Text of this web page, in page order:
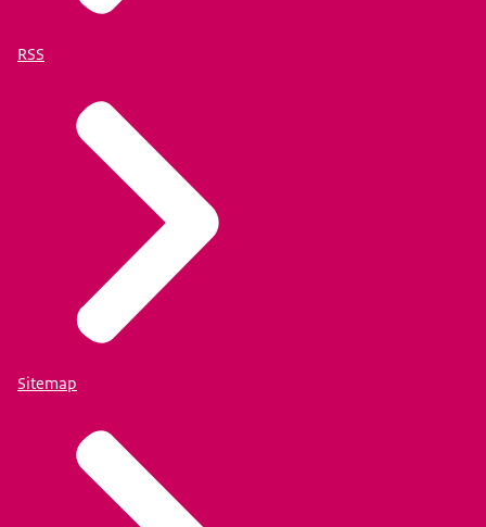
RSS
Sitemap